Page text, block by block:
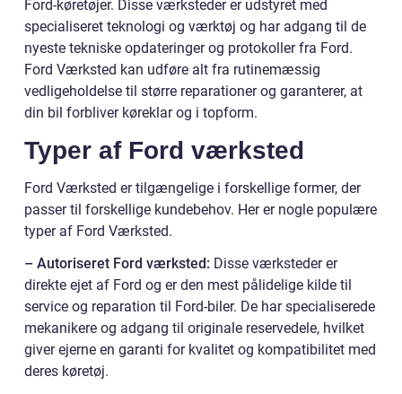
Ford-køretøjer. Disse værksteder er udstyret med
specialiseret teknologi og værktøj og har adgang til de
nyeste tekniske opdateringer og protokoller fra Ford.
Ford Værksted kan udføre alt fra rutinemæssig
vedligeholdelse til større reparationer og garanterer, at
din bil forbliver køreklar og i topform.
Typer af Ford værksted
Ford Værksted er tilgængelige i forskellige former, der
passer til forskellige kundebehov. Her er nogle populære
typer af Ford Værksted.
– Autoriseret Ford værksted: Disse værksteder er
direkte ejet af Ford og er den mest pålidelige kilde til
service og reparation til Ford-biler. De har specialiserede
mekanikere og adgang til originale reservedele, hvilket
giver ejerne en garanti for kvalitet og kompatibilitet med
deres køretøj.